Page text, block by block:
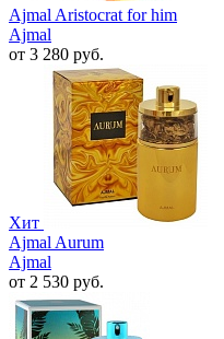
Ajmal Aristocrat for him
Ajmal
от 3 280 руб.
Хит
Ajmal Aurum
Ajmal
от 2 530 руб.